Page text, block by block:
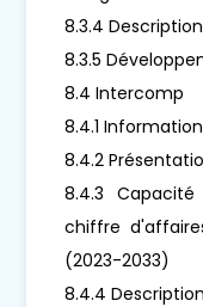
8.3.4
8.3.5
8.4 Intercomp
8.4.1
8.4.2
8.4.3
chiffre
(2023-2033)
8.4.4